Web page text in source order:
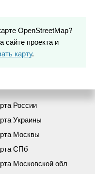
OpenStreetMap?
сайте проекта и
карту.
России
Украины
Москвы
СПб
Московской обл